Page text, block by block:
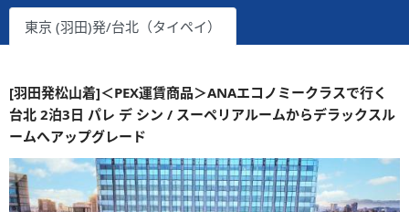
東京 (羽田)発/台北（タイペイ）
[羽田発松山着]＜PEX運賃商品＞ANAエコノミークラスで行く
台北 2泊3日 パレ デ シン / スーペリアルームからデラックスル
ームへアップグレード